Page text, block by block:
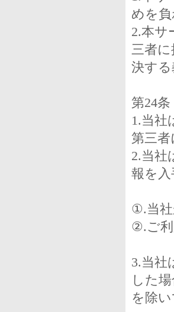
めを
2.本サ
三者
決す
第24条
1.当社
第三
2.当社
報を
①.当社
②.ご利
3.当社
した
を除